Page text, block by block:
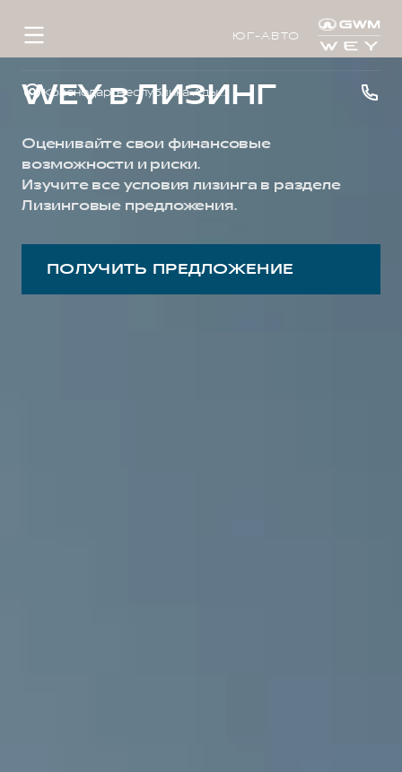
ЮГ-АВТО
Краснодар, Республика Адыгея, р-н Тахтамукайский, аул Тахтамукай, ул. Краснодарская, д. 3
WEY в ЛИЗИНГ
Оценивайте свои финансовые
возможности и риски.
Изучите все условия лизинга в разделе
Лизинговые предложения.
ПОЛУЧИТЬ ПРЕДЛОЖЕНИЕ